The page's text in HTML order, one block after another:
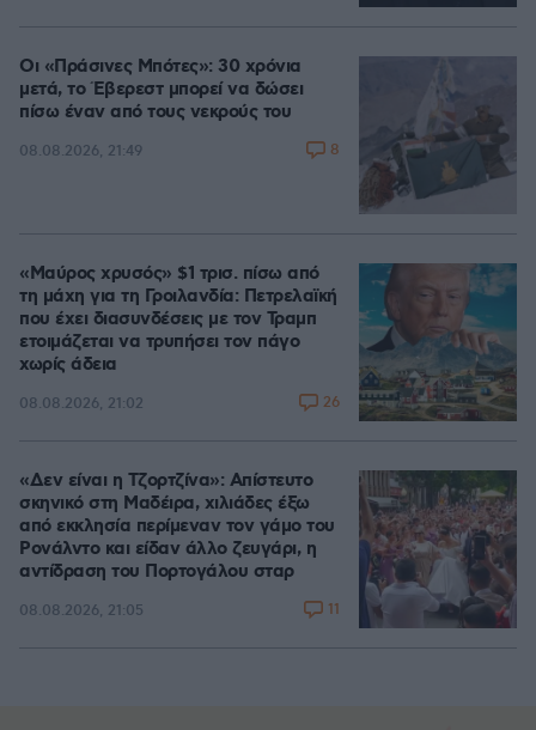
Οι «Πράσινες Μπότες»: 30 χρόνια
μετά, το Έβερεστ μπορεί να δώσει
πίσω έναν από τους νεκρούς του
08.08.2026, 21:49 8
«Μαύρος χρυσός» $1 τρισ. πίσω από
τη μάχη για τη Γροιλανδία: Πετρελαϊκή
που έχει διασυνδέσεις με τον Τραμπ
ετοιμάζεται να τρυπήσει τον πάγο
χωρίς άδεια
08.08.2026, 21:02 26
«Δεν είναι η Τζορτζίνα»: Απίστευτο
σκηνικό στη Μαδέιρα, χιλιάδες έξω
από εκκλησία περίμεναν τον γάμο του
Ρονάλντο και είδαν άλλο ζευγάρι, η
αντίδραση του Πορτογάλου σταρ
08.08.2026, 21:05 11